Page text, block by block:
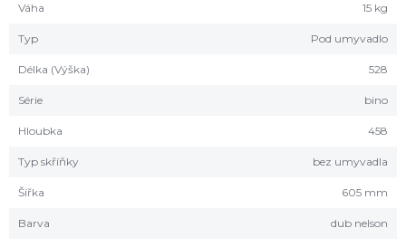
Váha 15 kg
Typ Pod umyvadlo
Délka (Výška) 528
Série bino
Hloubka 458
Typ skříňky bez umyvadla
Šířka 605 mm
Barva dub nelson